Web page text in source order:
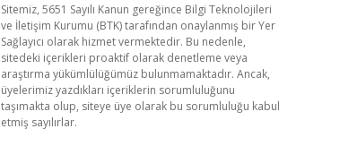
Sitemiz, 5651 Sayılı Kanun gereğince Bilgi Teknolojileri
ve İletişim Kurumu (BTK) tarafından onaylanmış bir Yer
Sağlayıcı olarak hizmet vermektedir. Bu nedenle,
sitedeki içerikleri proaktif olarak denetleme veya
araştırma yükümlülüğümüz bulunmamaktadır. Ancak,
üyelerimiz yazdıkları içeriklerin sorumluluğunu
taşımakta olup, siteye üye olarak bu sorumluluğu kabul
etmiş sayılırlar.